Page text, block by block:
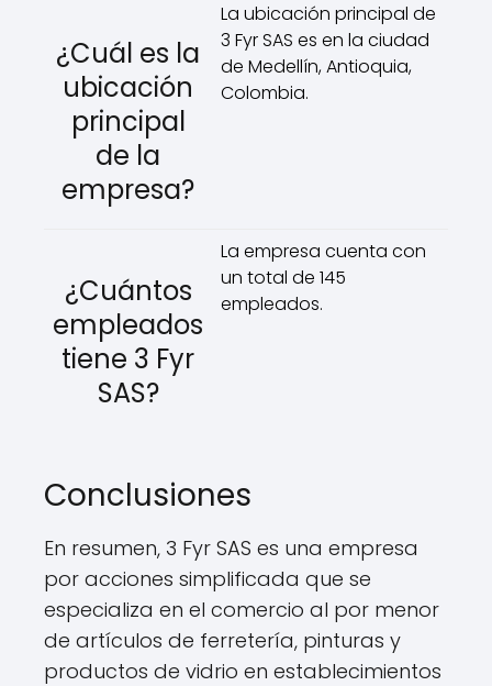
¿Cuál es la
ubicación
principal
de la
empresa?
La ubicación principal de
3 Fyr SAS es en la ciudad
de Medellín, Antioquia,
Colombia.
¿Cuántos
empleados
tiene 3 Fyr
SAS?
La empresa cuenta con
un total de 145
empleados.
Conclusiones
En resumen, 3 Fyr SAS es una empresa
por acciones simplificada que se
especializa en el comercio al por menor
de artículos de ferretería, pinturas y
productos de vidrio en establecimientos